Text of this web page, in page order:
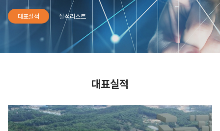
대표실적 실적리스트
대표실적